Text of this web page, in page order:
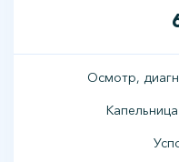
Осмотр,